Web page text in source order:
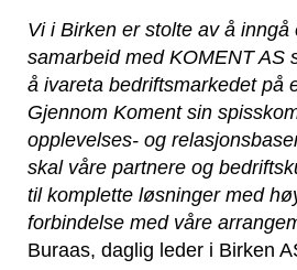
Vi i Birken er stolte av å inngå
samarbeid med KOMENT AS
å ivareta bedriftsmarkedet på
Gjennom Koment sin
opplevelses- og
skal våre partnere og
til komplette løsninger med
forbindelse med våre
Buraas, daglig leder i Birken